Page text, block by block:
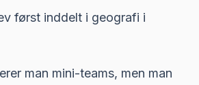
først inddelt i geografi i
man mini-teams, men man